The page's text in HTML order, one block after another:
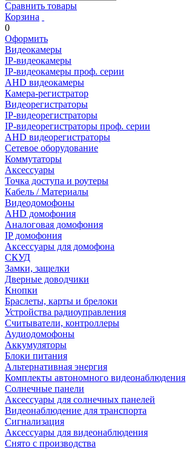
Сравнить товары
Корзина
0
Оформить
Видеокамеры
IP-видеокамеры
IP-видеокамеры проф. серии
AHD видеокамеры
Камера-регистратор
Видеорегистраторы
IP-видеорегистраторы
IP-видеорегистраторы проф. серии
AHD видеорегистраторы
Сетевое оборудование
Коммутаторы
Аксессуары
Точка доступа и роутеры
Кабель / Материалы
Видеодомофоны
AHD домофония
Аналоговая домофония
IP домофония
Аксессуары для домофона
СКУД
Замки, защелки
Дверные доводчики
Кнопки
Браслеты, карты и брелоки
Устройства радиоуправления
Считыватели, контроллеры
Аудиодомофоны
Аккумуляторы
Блоки питания
Альтернативная энергия
Комплекты автономного видеонаблюдения
Солнечные панели
Аксессуары для солнечных панелей
Видеонаблюдение для транспорта
Сигнализация
Аксессуары для видеонаблюдения
Снято с производства